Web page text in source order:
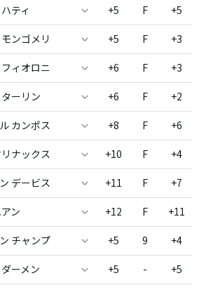
ティ +5 F +5
ンゴメリ +5 F +3
ィオロニ +6 F +3
ーリン +6 F +2
カンポス +8 F +6
ナックス +10 F +4
デービス +11 F +7
ン +12 F +11
チャンプ +5 9 +4
ーメン +5 - +5